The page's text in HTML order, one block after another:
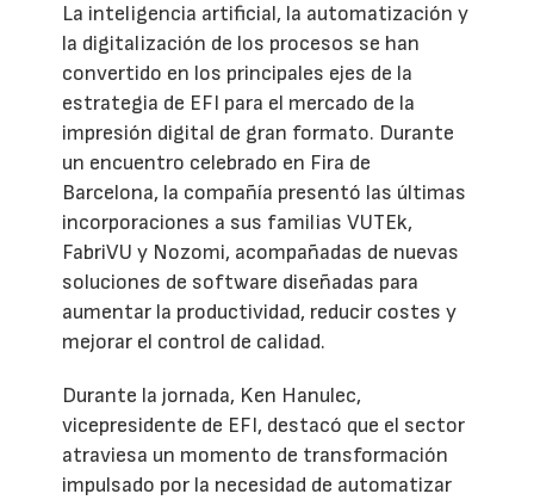
La inteligencia artificial, la automatización y
la digitalización de los procesos se han
convertido en los principales ejes de la
estrategia de EFI para el mercado de la
impresión digital de gran formato. Durante
un encuentro celebrado en Fira de
Barcelona, la compañía presentó las últimas
incorporaciones a sus familias VUTEk,
FabriVU y Nozomi, acompañadas de nuevas
soluciones de software diseñadas para
aumentar la productividad, reducir costes y
mejorar el control de calidad.
Durante la jornada, Ken Hanulec,
vicepresidente de EFI, destacó que el sector
atraviesa un momento de transformación
impulsado por la necesidad de automatizar